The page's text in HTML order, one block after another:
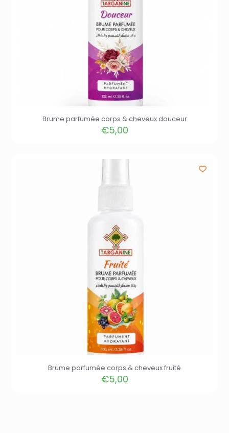
Brume parfumée corps & cheveux douceur
€5,00
Brume parfumée corps & cheveux fruité
€5,00